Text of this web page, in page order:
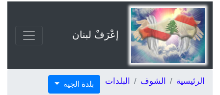
إعْرَفْ لبنان
الرئيسية الشوف البلدات بلدة الجيه